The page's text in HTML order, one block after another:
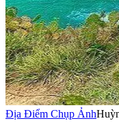
Địa Điểm Chụp Ảnh